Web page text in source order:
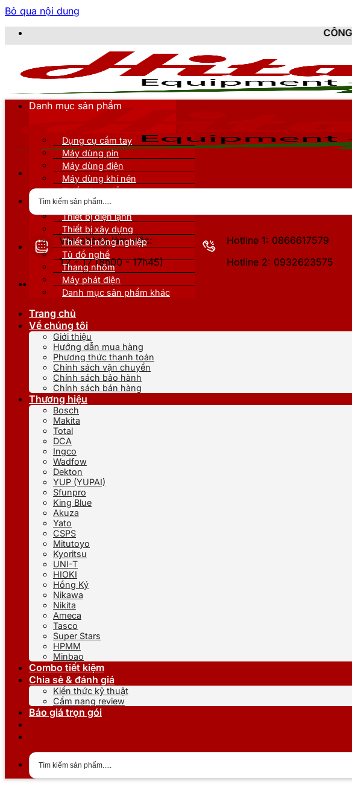
Bỏ qua nội dung
CÔNG TY TNHH
Văn phòng làm việc:
T2 - T7 (8h00 - 17h45)
Hotline 1: 0866617579
Hotline 2: 0932623575
Danh mục sản phẩm
Dụng cụ cầm tay
Máy dùng pin
Máy dùng điện
Máy dùng khí nén
Thiết bị đo kiểm
Thiết bị nâng đỡ
Thiết bị điện lạnh
Thiết bị xây dựng
Thiết bị nông nghiệp
Tủ đồ nghề
Thang nhôm
Máy phát điện
Danh mục sản phẩm khác
Trang chủ
Về chúng tôi
Giới thiệu
Hướng dẫn mua hàng
Phương thức thanh toán
Chính sách vận chuyển
Chính sách bảo hành
Chính sách bán hàng
Thương hiệu
Bosch
Makita
Total
DCA
Ingco
Wadfow
Dekton
YUP (YUPAI)
Sfunpro
King Blue
Akuza
Yato
CSPS
Mitutoyo
Kyoritsu
UNI-T
HIOKI
Hồng Ký
Nikawa
Nikita
Ameca
Tasco
Super Stars
HPMM
Minbao
Combo tiết kiệm
Chia sẻ & đánh giá
Kiến thức kỹ thuật
Cẩm nang review
Báo giá trọn gói